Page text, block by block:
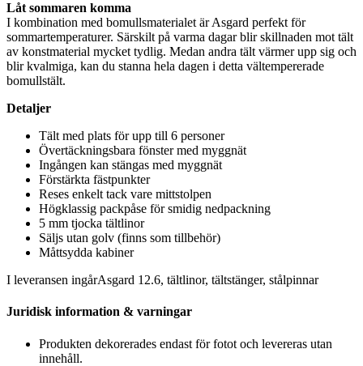
Låt sommaren komma
I kombination med bomullsmaterialet är Asgard perfekt för
sommartemperaturer. Särskilt på varma dagar blir skillnaden mot tält
av konstmaterial mycket tydlig. Medan andra tält värmer upp sig och
blir kvalmiga, kan du stanna hela dagen i detta vältempererade
bomullstält.
Detaljer
Tält med plats för upp till 6 personer
Övertäckningsbara fönster med myggnät
Ingången kan stängas med myggnät
Förstärkta fästpunkter
Reses enkelt tack vare mittstolpen
Högklassig packpåse för smidig nedpackning
5 mm tjocka tältlinor
Säljs utan golv (finns som tillbehör)
Måttsydda kabiner
I leveransen ingårAsgard 12.6, tältlinor, tältstänger, stålpinnar
Juridisk information & varningar
Produkten dekorerades endast för fotot och levereras utan
innehåll.